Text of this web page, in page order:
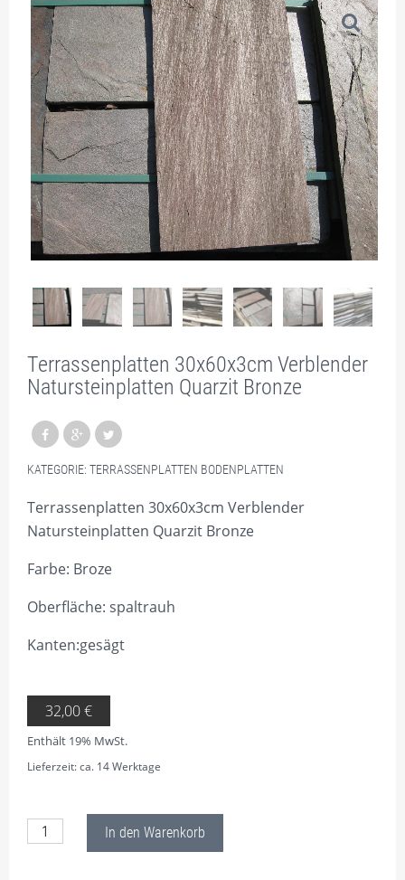
Terrassenplatten 30x60x3cm Verblender
Natursteinplatten Quarzit Bronze
KATEGORIE: TERRASSENPLATTEN BODENPLATTEN
Terrassenplatten 30x60x3cm Verblender
Natursteinplatten Quarzit Bronze
Farbe: Broze
Oberfläche: spaltrauh
Kanten:gesägt
32,00€
Enthält 19% MwSt.
Lieferzeit: ca. 14 Werktage
Terrassenplatten 30x60x3cm Verblender Natursteinplatten
In den Warenkorb